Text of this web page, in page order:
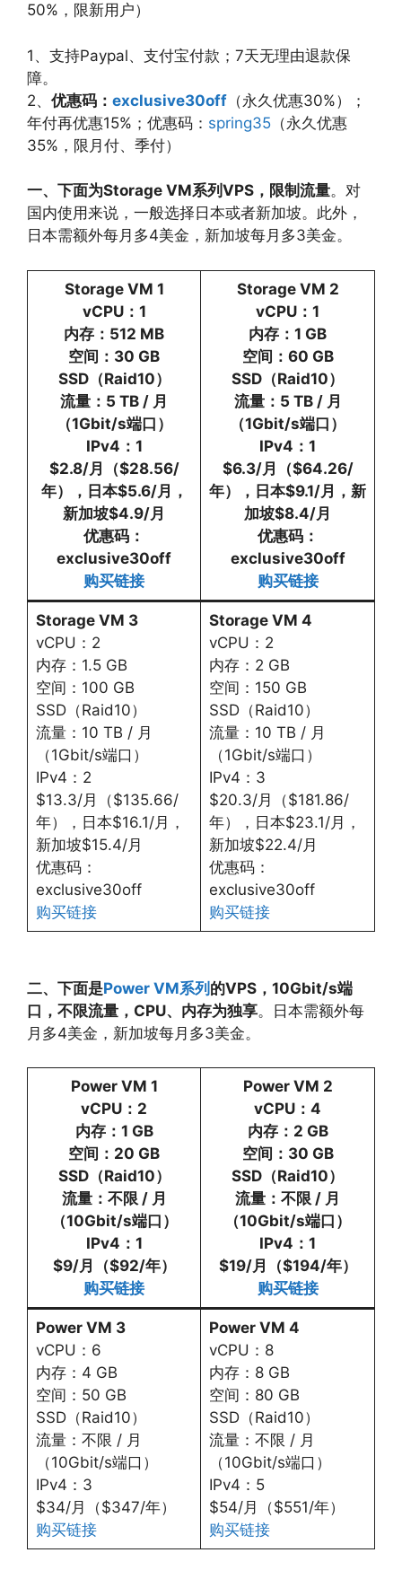
50%，限新用户）
1、支持Paypal、支付宝付款；7天无理由退款保
障。
2、 优惠码： exclusive30off （永久优惠30%）；
年付再优惠15%；优惠码： spring35 （永久优惠
35%，限月付、季付）
一、下面为Storage VM系列VPS，限制流量。对
国内使用来说，一般选择日本或者新加坡。此外，
日本需额外每月多4美金，新加坡每月多3美金。
Storage VM 1
vCPU：1
内存：512 MB
空间：30 GB
SSD（Raid10）
流量：5 TB / 月
（1Gbit/s端口）
IPv4：1
$2.8/月（$28.56/
年），日本$5.6/月，
新加坡$4.9/月
优惠码：
exclusive30off
购买链接
Storage VM 2
vCPU：1
内存：1 GB
空间：60 GB
SSD（Raid10）
流量：5 TB / 月
（1Gbit/s端口）
IPv4：1
$6.3/月（$64.26/
年），日本$9.1/月，新
加坡$8.4/月
优惠码：
exclusive30off
购买链接
Storage VM 3
vCPU：2
内存：1.5 GB
空间：100 GB
SSD（Raid10）
流量：10 TB / 月
（1Gbit/s端口）
IPv4：2
$13.3/月（$135.66/
年），日本$16.1/月，
新加坡$15.4/月
优惠码：
exclusive30off
购买链接
Storage VM 4
vCPU：2
内存：2 GB
空间：150 GB
SSD（Raid10）
流量：10 TB / 月
（1Gbit/s端口）
IPv4：3
$20.3/月（$181.86/
年），日本$23.1/月，
新加坡$22.4/月
优惠码：
exclusive30off
购买链接
二、下面是Power VM系列 的VPS，10Gbit/s端
口，不限流量，CPU、内存为独享。日本需额外每
月多4美金，新加坡每月多3美金。
Power VM 1
vCPU：2
内存：1 GB
空间：20 GB
SSD（Raid10）
流量：不限 / 月
（10Gbit/s端口）
IPv4：1
$9/月（$92/年）
购买链接
Power VM 2
vCPU：4
内存：2 GB
空间：30 GB
SSD（Raid10）
流量：不限 / 月
（10Gbit/s端口）
IPv4：1
$19/月（$194/年）
购买链接
Power VM 3
vCPU：6
内存：4 GB
空间：50 GB
SSD（Raid10）
流量：不限 / 月
（10Gbit/s端口）
IPv4：3
$34/月（$347/年）
购买链接
Power VM 4
vCPU：8
内存：8 GB
空间：80 GB
SSD（Raid10）
流量：不限 / 月
（10Gbit/s端口）
IPv4：5
$54/月（$551/年）
购买链接